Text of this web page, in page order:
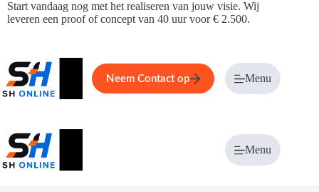
Ga
naar
Start vandaag nog met het realiseren van jouw visie. Wij
leveren een proof of concept van 40 uur voor € 2.500.
Home Service Over ons
Neem Contact op Menu
Menu